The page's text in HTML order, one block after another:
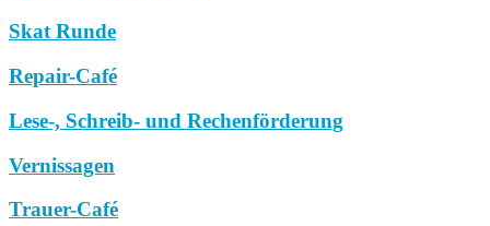
Skat Runde
Repair-Café
Lese-, Schreib- und Rechenförderung
Vernissagen
Trauer-Café